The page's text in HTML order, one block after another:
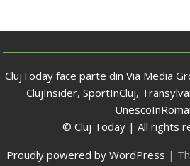
ClujToday face parte din Via Media
ClujInsider, SportInCluj,
© Cluj Today | All rights
Proudly powered by WordPress |